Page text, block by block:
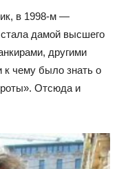
в 1998-м —
дамой высшего
другими
чему было знать о
Отсюда и